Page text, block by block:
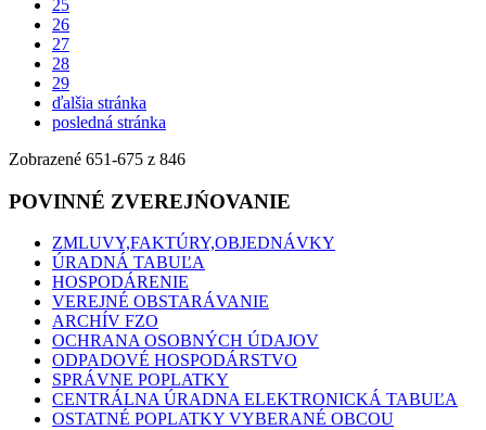
25
26
27
28
29
ďalšia stránka
posledná stránka
Zobrazené 651-675 z 846
POVINNÉ ZVEREJŃOVANIE
ZMLUVY,FAKTÚRY,OBJEDNÁVKY
ÚRADNÁ TABUĽA
HOSPODÁRENIE
VEREJNÉ OBSTARÁVANIE
ARCHÍV FZO
OCHRANA OSOBNÝCH ÚDAJOV
ODPADOVÉ HOSPODÁRSTVO
SPRÁVNE POPLATKY
CENTRÁLNA ÚRADNA ELEKTRONICKÁ TABUĽA
OSTATNÉ POPLATKY VYBERANÉ OBCOU